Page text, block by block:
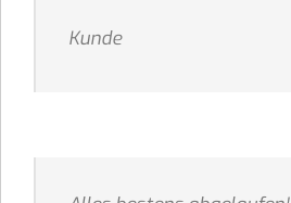
Kunde